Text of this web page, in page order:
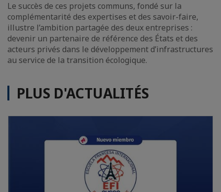
Le succès de ces projets communs, fondé sur la
complémentarité des expertises et des savoir-faire,
illustre l’ambition partagée des deux entreprises :
devenir un partenaire de référence des États et des
acteurs privés dans le développement d’infrastructures
au service de la transition écologique.
PLUS D'ACTUALITÉS